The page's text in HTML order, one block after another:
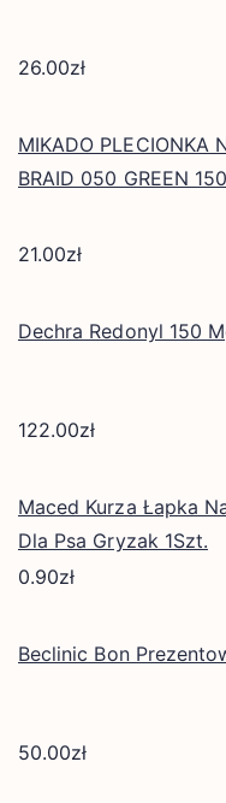
26.00zł
MIKADO PLECIONKA
BRAID 050 GREEN
21.00zł
Dechra Redonyl 150
122.00zł
Maced Kurza Łapka
Dla Psa Gryzak 1Szt.
0.90zł
Beclinic Bon
50.00zł